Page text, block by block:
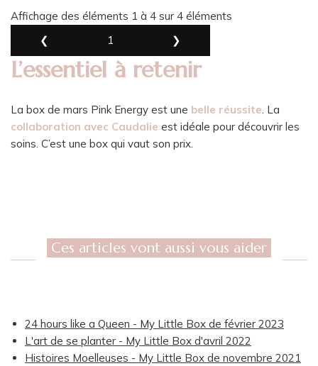
Affichage des éléments 1 à 4 sur 4 éléments
❮
1 ❯
L’essentiel à retenir
La box de mars Pink Energy est une belle réussite. La
collaboration avec Caudalie est idéale pour découvrir les
soins. C’est une box qui vaut son prix.
Ces articles vont aussi vous aider
24 hours like a Queen - My Little Box de février 2023
L'art de se planter - My Little Box d'avril 2022
Histoires Moelleuses - My Little Box de novembre 2021